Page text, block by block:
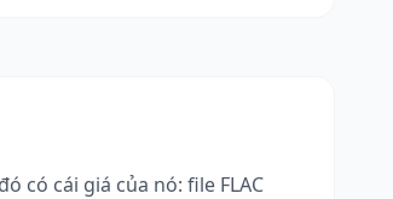
có cái giá của nó: file FLAC